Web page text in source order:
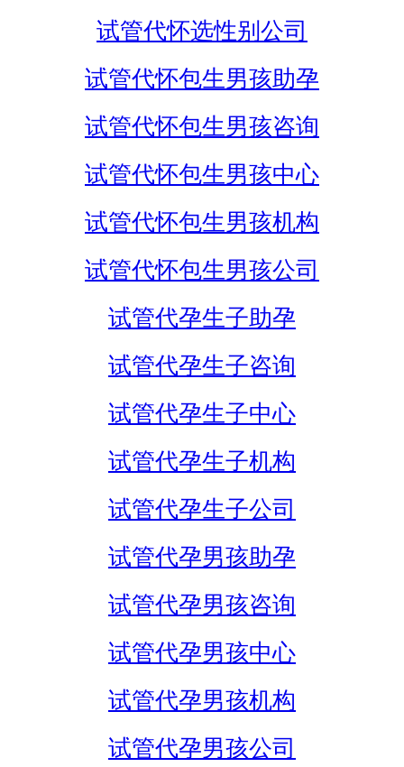
试管代怀选性别公司
试管代怀包生男孩助孕
试管代怀包生男孩咨询
试管代怀包生男孩中心
试管代怀包生男孩机构
试管代怀包生男孩公司
试管代孕生子助孕
试管代孕生子咨询
试管代孕生子中心
试管代孕生子机构
试管代孕生子公司
试管代孕男孩助孕
试管代孕男孩咨询
试管代孕男孩中心
试管代孕男孩机构
试管代孕男孩公司